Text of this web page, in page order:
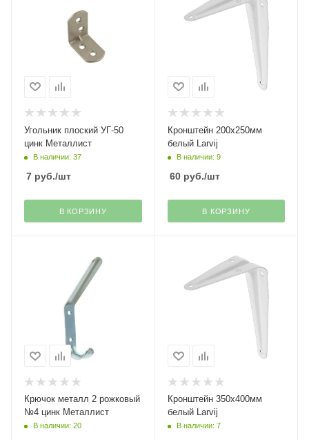
Угольник плоский УГ-50
цинк Металлист
В наличии: 37
7 руб./шт
В КОРЗИНУ
Кронштейн 200х250мм
белый Larvij
В наличии: 9
60руб./шт
В КОРЗИНУ
Крючок металл 2 рожковый
№4 цинк Металлист
В наличии: 20
Кронштейн 350х400мм
белый Larvij
В наличии: 7